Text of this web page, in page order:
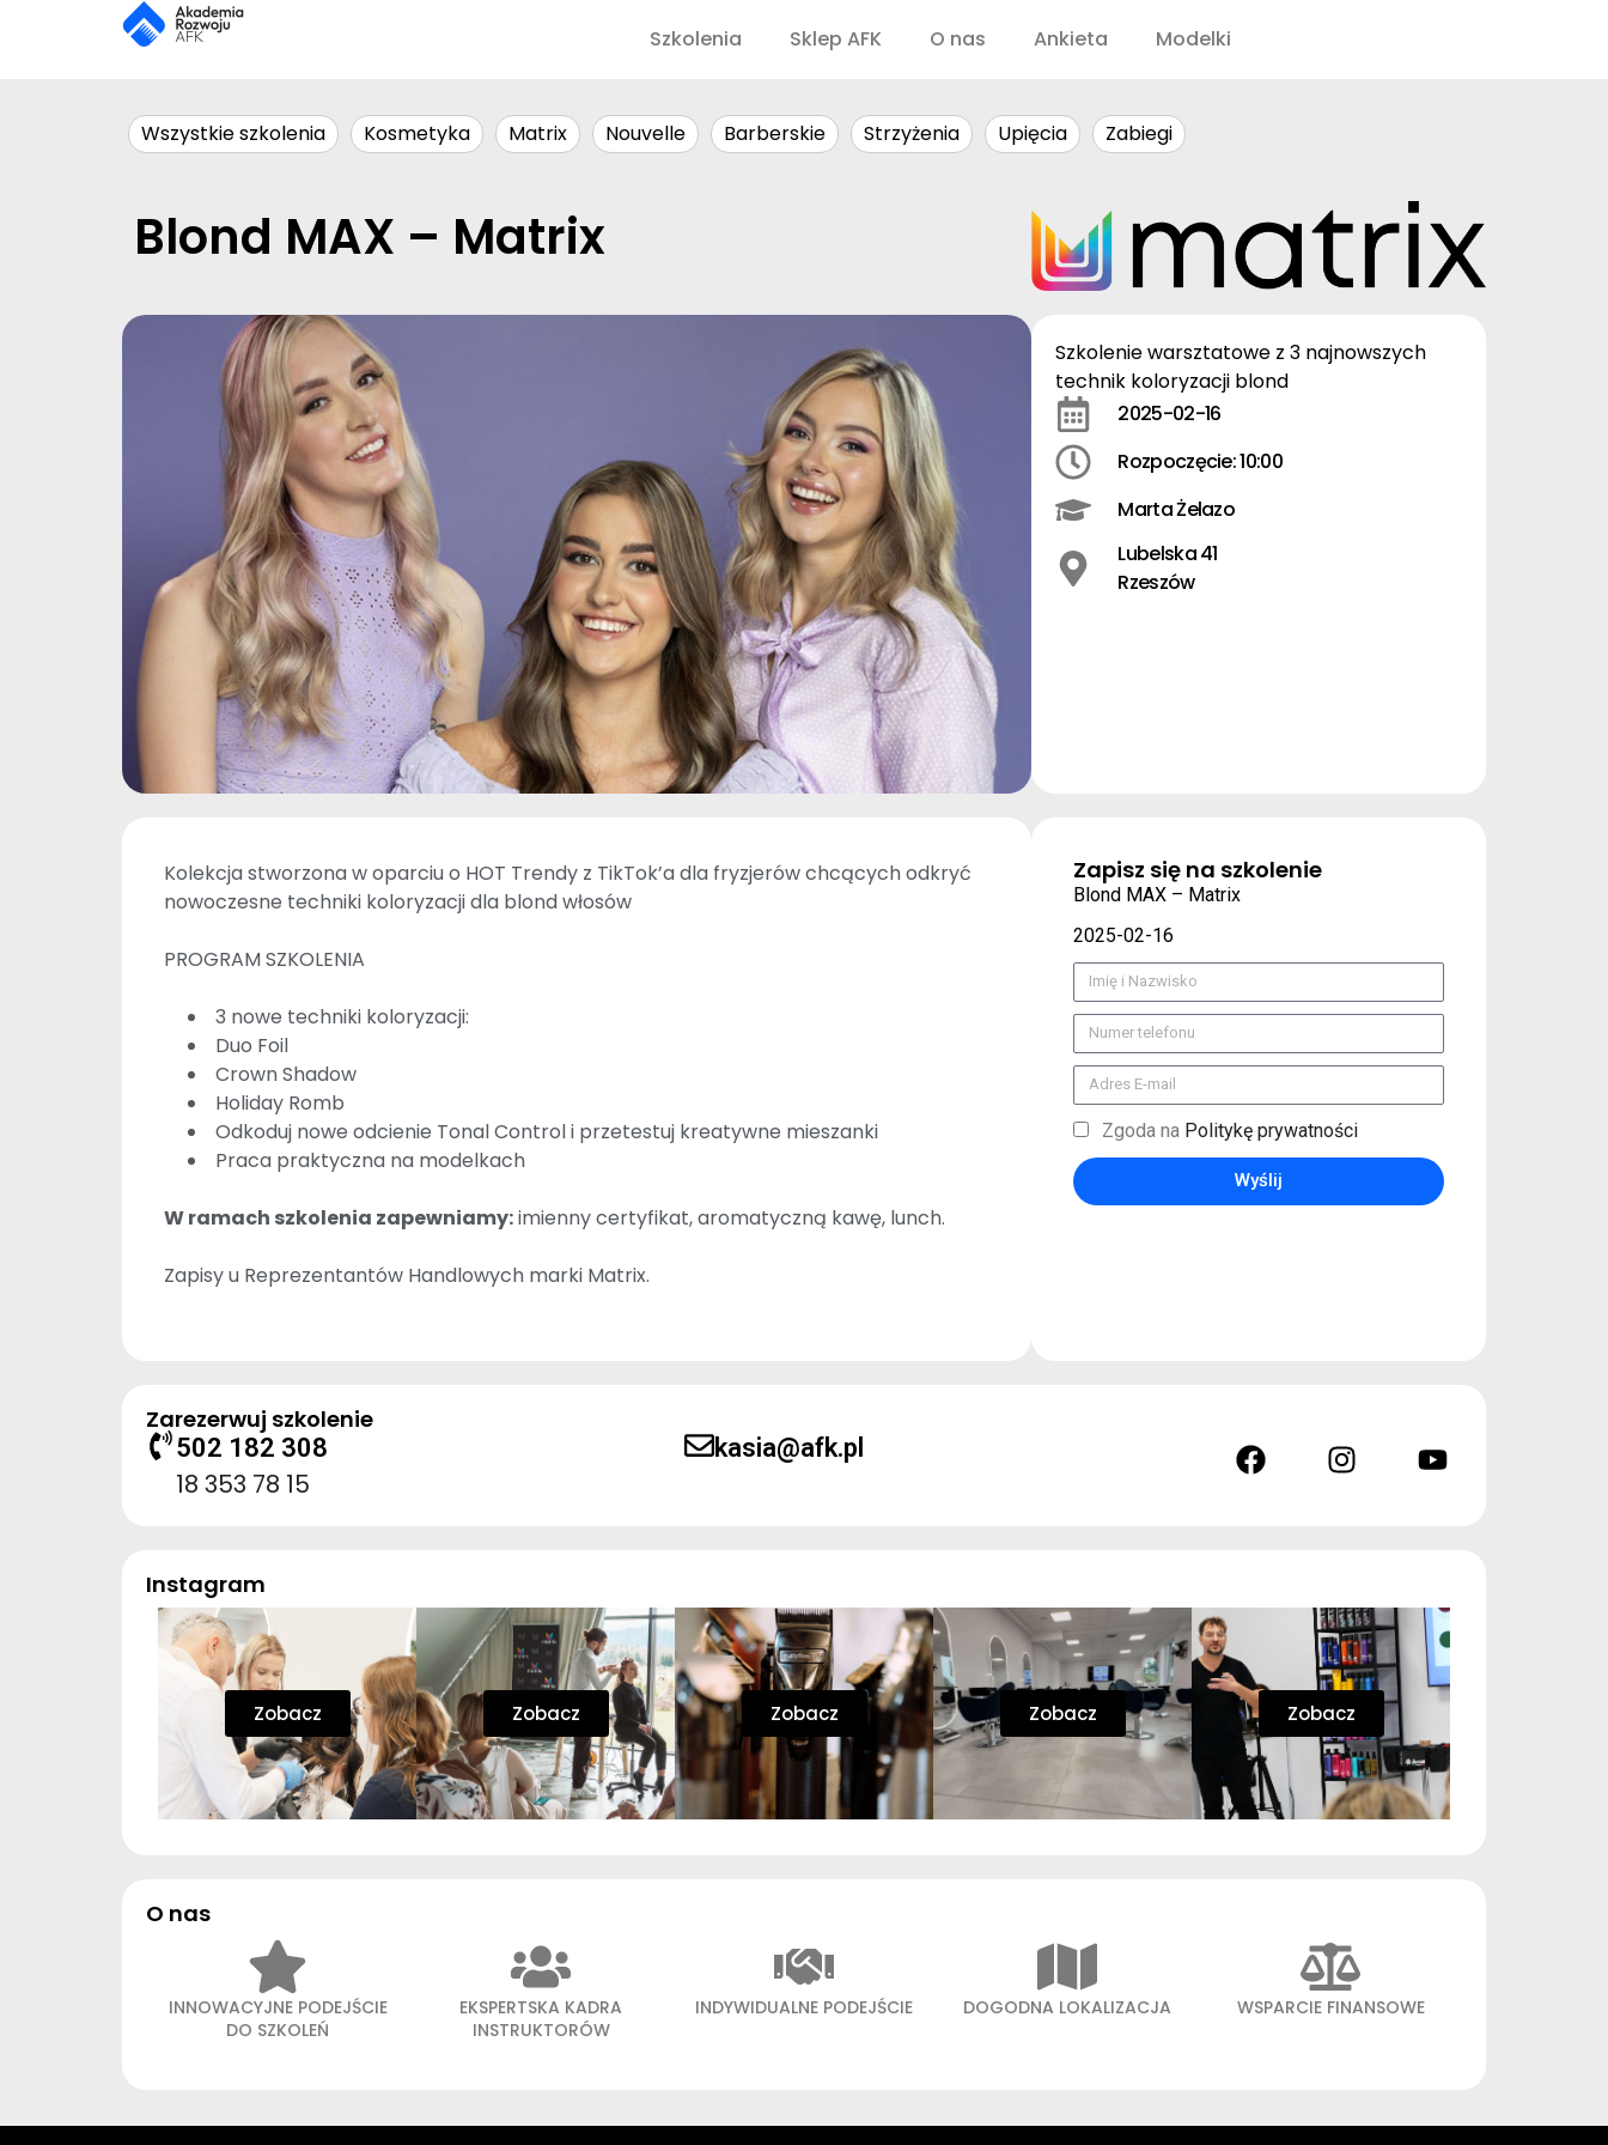
Szkolenia Sklep AFK O nas Ankieta Modelki
Wszystkie szkolenia Kosmetyka Matrix Nouvelle Barberskie Strzyżenia Upięcia Zabiegi
Blond MAX – Matrix
Szkolenie warsztatowe z 3 najnowszych
technik koloryzacji blond
2025-02-16
Rozpoczęcie: 10:00
Marta Żelazo
Lubelska 41
Rzeszów
Kolekcja stworzona w oparciu o HOT Trendy z TikTok’a dla fryzjerów chcących odkryć
nowoczesne techniki koloryzacji dla blond włosów
PROGRAM SZKOLENIA
3 nowe techniki koloryzacji:
Duo Foil
Crown Shadow
Holiday Romb
Odkoduj nowe odcienie Tonal Control i przetestuj kreatywne mieszanki
Praca praktyczna na modelkach
W ramach szkolenia zapewniamy:imienny certyfikat, aromatyczną kawę, lunch.
Zapisy u Reprezentantów Handlowych marki Matrix.
Zapisz się na szkolenie
Blond MAX – Matrix
2025-02-16
Zgoda na Politykę prywatności
Wyślij
Zarezerwuj szkolenie
502 182 308
18 353 78 15
kasia@afk.pl
Instagram
Zobacz Zobacz Zobacz Zobacz Zobacz
O nas
INNOWACYJNE PODEJŚCIE
DO SZKOLEŃ
EKSPERTSKA KADRA
INSTRUKTORÓW
INDYWIDUALNE PODEJŚCIE DOGODNA LOKALIZACJA WSPARCIE FINANSOWE